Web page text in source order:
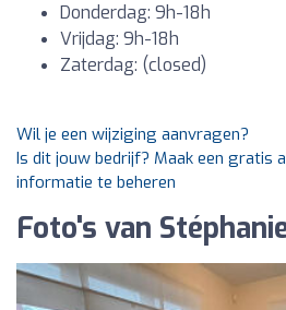
Donderdag: 9h-18h
Vrijdag: 9h-18h
Zaterdag: (closed)
Wil je een wijziging aanvragen?
Is dit jouw bedrijf? Maak een gratis
informatie te beheren
Foto's van